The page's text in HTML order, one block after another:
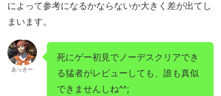
によって参考になるかならないか大きく差が出てし
まいます。
あっきー
死にゲー初見でノーデスクリアでき
る猛者がレビューしても、誰も真似
できませんしね^^;